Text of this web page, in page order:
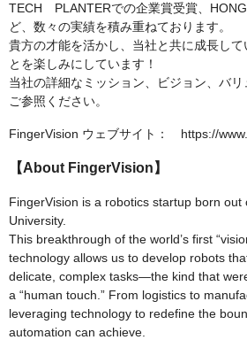
TECH PLANTERでの企業賞受賞、
ど、数々の実績を積み重ねております。
貴方の才能を活かし、当社と共に成長して
とを楽しみにしています！
当社の詳細なミッション、ビジョン、バ
ご参照ください。
FingerVision ウェブサイト： https://
【About FingerVision】
FingerVision is a robotics startup born out
University.
This breakthrough of the world’s first
technology allows us to develop robots
delicate, complex tasks—the kind that
a “human touch.” From logistics to
leveraging technology to redefine the
automation can achieve.